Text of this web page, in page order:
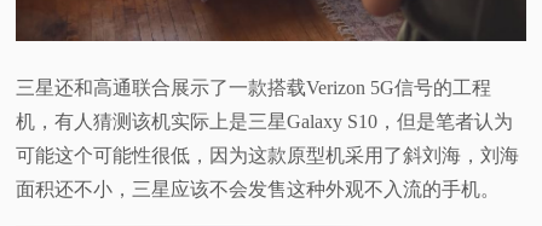
三星还和高通联合展示了一款搭载Verizon 5G信号的工程
机，有人猜测该机实际上是三星Galaxy S10，但是笔者认为
可能这个可能性很低，因为这款原型机采用了斜刘海，刘海
面积还不小，三星应该不会发售这种外观不入流的手机。